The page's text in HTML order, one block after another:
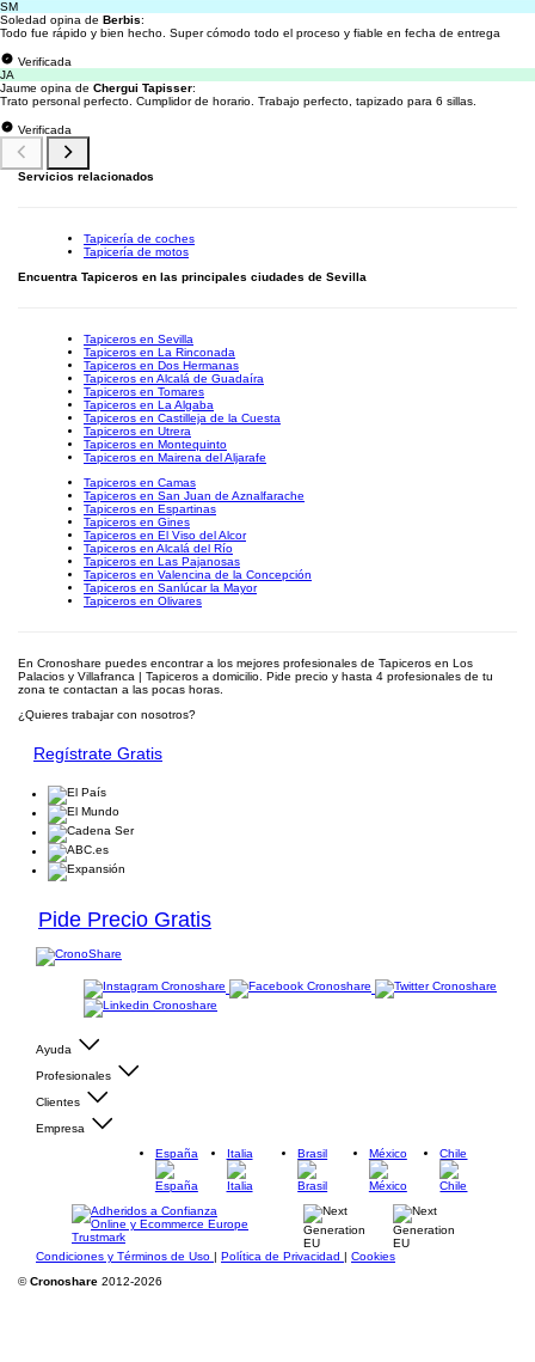
SM
Soledad opina de Berbis:
Todo fue rápido y bien hecho. Super cómodo todo el proceso y fiable en fecha de entrega
Verificada
JA
Jaume opina de Chergui Tapisser:
Trato personal perfecto. Cumplidor de horario. Trabajo perfecto, tapizado para 6 sillas.
Verificada
Servicios relacionados
Tapicería de coches
Tapicería de motos
Encuentra Tapiceros en las principales ciudades de Sevilla
Tapiceros en Sevilla
Tapiceros en La Rinconada
Tapiceros en Dos Hermanas
Tapiceros en Alcalá de Guadaíra
Tapiceros en Tomares
Tapiceros en La Algaba
Tapiceros en Castilleja de la Cuesta
Tapiceros en Utrera
Tapiceros en Montequinto
Tapiceros en Mairena del Aljarafe
Tapiceros en Camas
Tapiceros en San Juan de Aznalfarache
Tapiceros en Espartinas
Tapiceros en Gines
Tapiceros en El Viso del Alcor
Tapiceros en Alcalá del Río
Tapiceros en Las Pajanosas
Tapiceros en Valencina de la Concepción
Tapiceros en Sanlúcar la Mayor
Tapiceros en Olivares
En Cronoshare puedes encontrar a los mejores profesionales de Tapiceros en Los
Palacios y Villafranca | Tapiceros a domicilio. Pide precio y hasta 4 profesionales de tu
zona te contactan a las pocas horas.
¿Quieres trabajar con nosotros?
Regístrate Gratis
Pide Precio Gratis
Ayuda
Profesionales
Clientes
Empresa
España
Italia Brasil México Chile
Condiciones y Términos de Uso | Política de Privacidad | Cookies
©Cronoshare 2012-2026